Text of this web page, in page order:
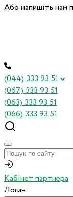
Або напишіть нам
(044) 333 93 51
(067) 333 93 51
(063) 333 93 51
(066) 333 93 51
Кабінет партнера
Логин